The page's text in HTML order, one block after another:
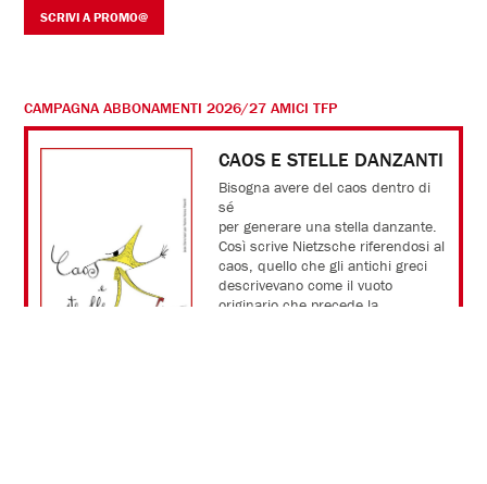
SCRIVI A PROMO@
CAMPAGNA ABBONAMENTI 2026/27 AMICI TFP
CAOS E STELLE DANZANTI
Bisogna avere del caos dentro di
sé
per generare una stella danzante.
Così scrive Nietzsche riferendosi al
caos, quello che gli antichi greci
descrivevano come il vuoto
originario che precede la